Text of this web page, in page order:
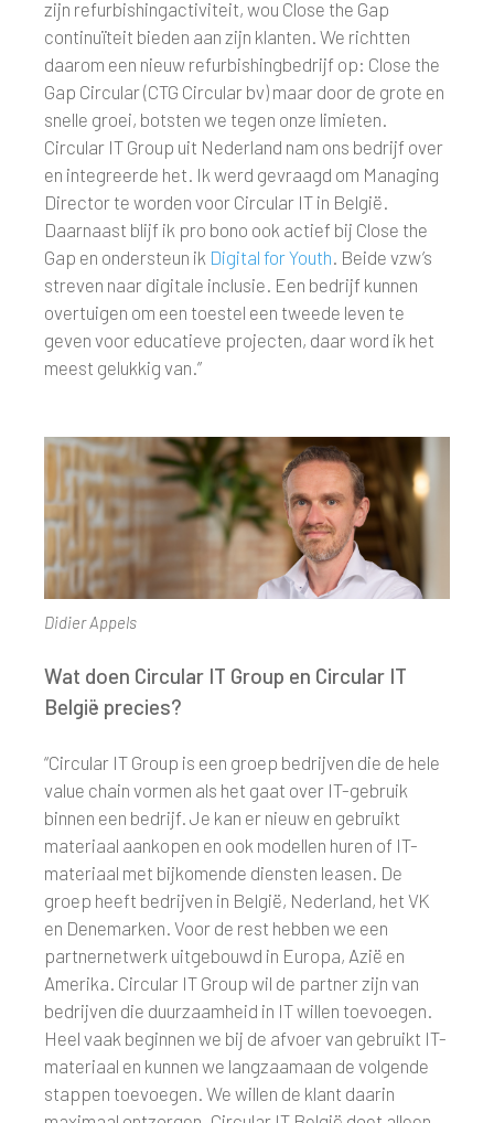
zijn refurbishingactiviteit, wou Close the Gap
continuïteit bieden aan zijn klanten. We richtten
daarom een nieuw refurbishingbedrijf op: Close the
Gap Circular (CTG Circular bv) maar door de grote en
snelle groei, botsten we tegen onze limieten.
Circular IT Group uit Nederland nam ons bedrijf over
en integreerde het. Ik werd gevraagd om Managing
Director te worden voor Circular IT in België.
Daarnaast blijf ik pro bono ook actief bij Close the
Gap en ondersteun ik Digital for Youth. Beide vzw’s
streven naar digitale inclusie. Een bedrijf kunnen
overtuigen om een toestel een tweede leven te
geven voor educatieve projecten, daar word ik het
meest gelukkig van.”
Didier Appels
Wat doen Circular IT Group en Circular IT
België precies?
“Circular IT Group is een groep bedrijven die de hele
value chain vormen als het gaat over IT-gebruik
binnen een bedrijf. Je kan er nieuw en gebruikt
materiaal aankopen en ook modellen huren of IT-
materiaal met bijkomende diensten leasen. De
groep heeft bedrijven in België, Nederland, het VK
en Denemarken. Voor de rest hebben we een
partnernetwerk uitgebouwd in Europa, Azië en
Amerika. Circular IT Group wil de partner zijn van
bedrijven die duurzaamheid in IT willen toevoegen.
Heel vaak beginnen we bij de afvoer van gebruikt IT-
materiaal en kunnen we langzaamaan de volgende
stappen toevoegen. We willen de klant daarin